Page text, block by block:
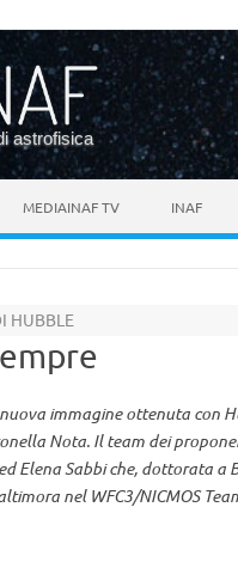
astrofisica
MEDIAINAF TV INAF
HUBBLE
immagine ottenuta con
Nota. Il team dei
Elena Sabbi che, dottorata
nel WFC3/NICMOS